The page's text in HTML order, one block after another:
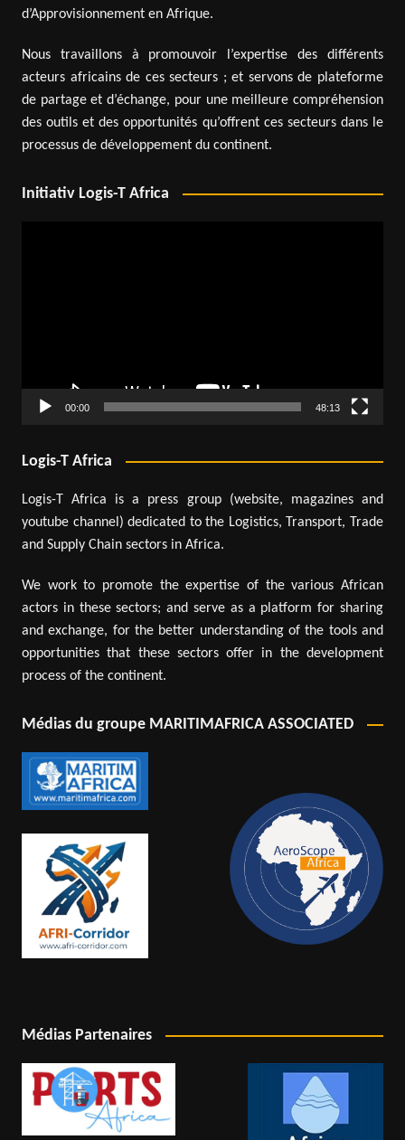
d’Approvisionnement en Afrique.
Nous travaillons à promouvoir l’expertise des différents
acteurs africains de ces secteurs ; et servons de plateforme
de partage et d’échange, pour une meilleure compréhension
des outils et des opportunités qu’offrent ces secteurs dans le
processus de développement du continent.
Initiativ Logis-T Africa
00:00 48:13
Logis-T Africa
Logis-T Africa is a press group (website, magazines and
youtube channel) dedicated to the Logistics, Transport, Trade
and Supply Chain sectors in Africa.
We work to promote the expertise of the various African
actors in these sectors; and serve as a platform for sharing
and exchange, for the better understanding of the tools and
opportunities that these sectors offer in the development
process of the continent.
Médias du groupe MARITIMAFRICA ASSOCIATED
Médias Partenaires